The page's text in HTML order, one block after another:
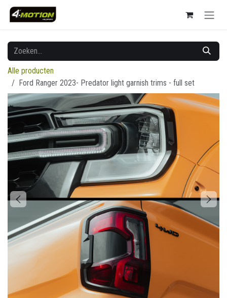
Overslaan naar inhoud
Alle producten
Ford Ranger 2023- Predator light garnish trims - full set